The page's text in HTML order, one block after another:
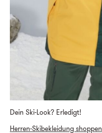
Dein Ski-Look? Erledigt!
Herren-Skibekleidung shoppen